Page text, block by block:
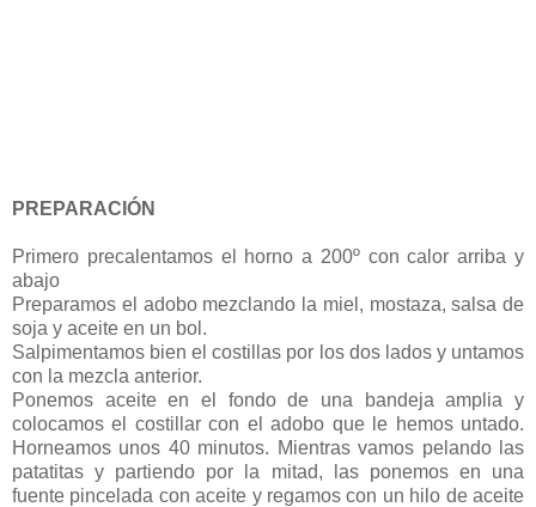
PREPARACIÓN
Primero precalentamos el horno a 200º con calor arriba y
abajo
Preparamos el adobo mezclando la miel, mostaza, salsa de
soja y aceite en un bol.
Salpimentamos bien el costillas por los dos lados y untamos
con la mezcla anterior.
Ponemos aceite en el fondo de una bandeja amplia y
colocamos el costillar con el adobo que le hemos untado.
Horneamos unos 40 minutos. Mientras vamos pelando las
patatitas y partiendo por la mitad, las ponemos en una
fuente pincelada con aceite y regamos con un hilo de aceite